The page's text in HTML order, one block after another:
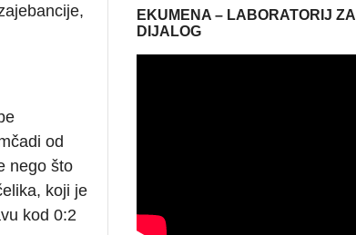
od
nego što
koji je
kod 0:2
EKUMENA – LABORATORIJ ZA
DIJALOG